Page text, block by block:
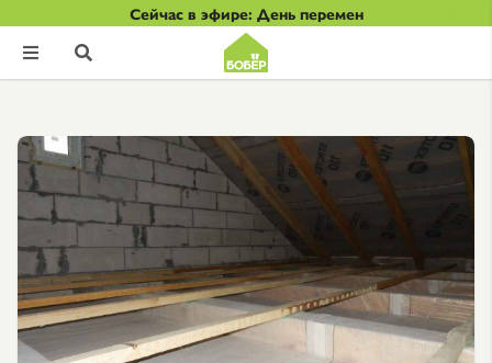
Сейчас в эфире: День перемен
 